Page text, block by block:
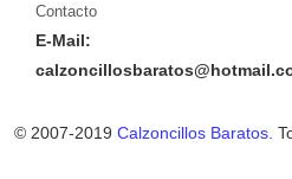
Contacto
E-Mail:
© 2007-2019 Calzoncillos Baratos.